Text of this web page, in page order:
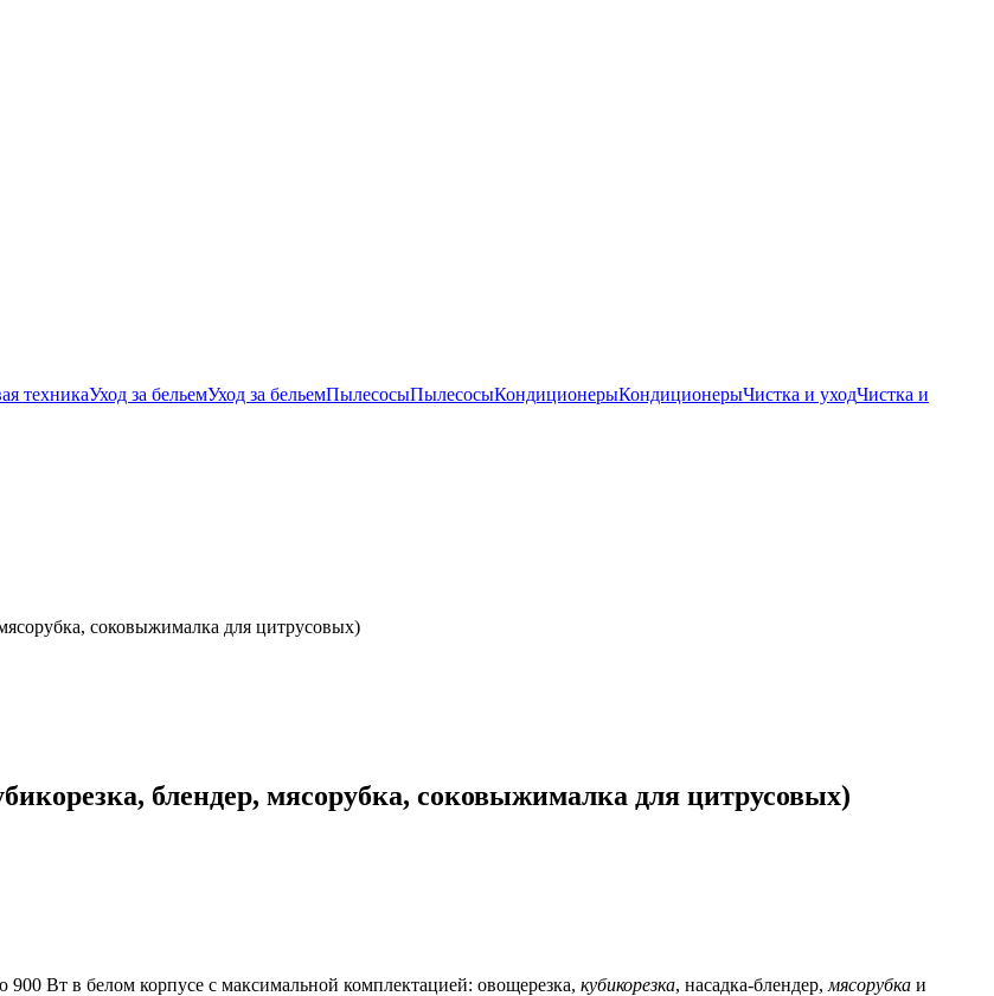
техникаУход за бельемУход за бельемПылесосыПылесосыКондиционерыКондиционерыЧистка и уходЧистка и
соковыжималка для цитрусовых)
блендер, мясорубка, соковыжималка для цитрусовых)
900 Вт в белом корпусе с максимальной комплектацией: овощерезка, кубикорезка, насадка-блендер, мясорубка